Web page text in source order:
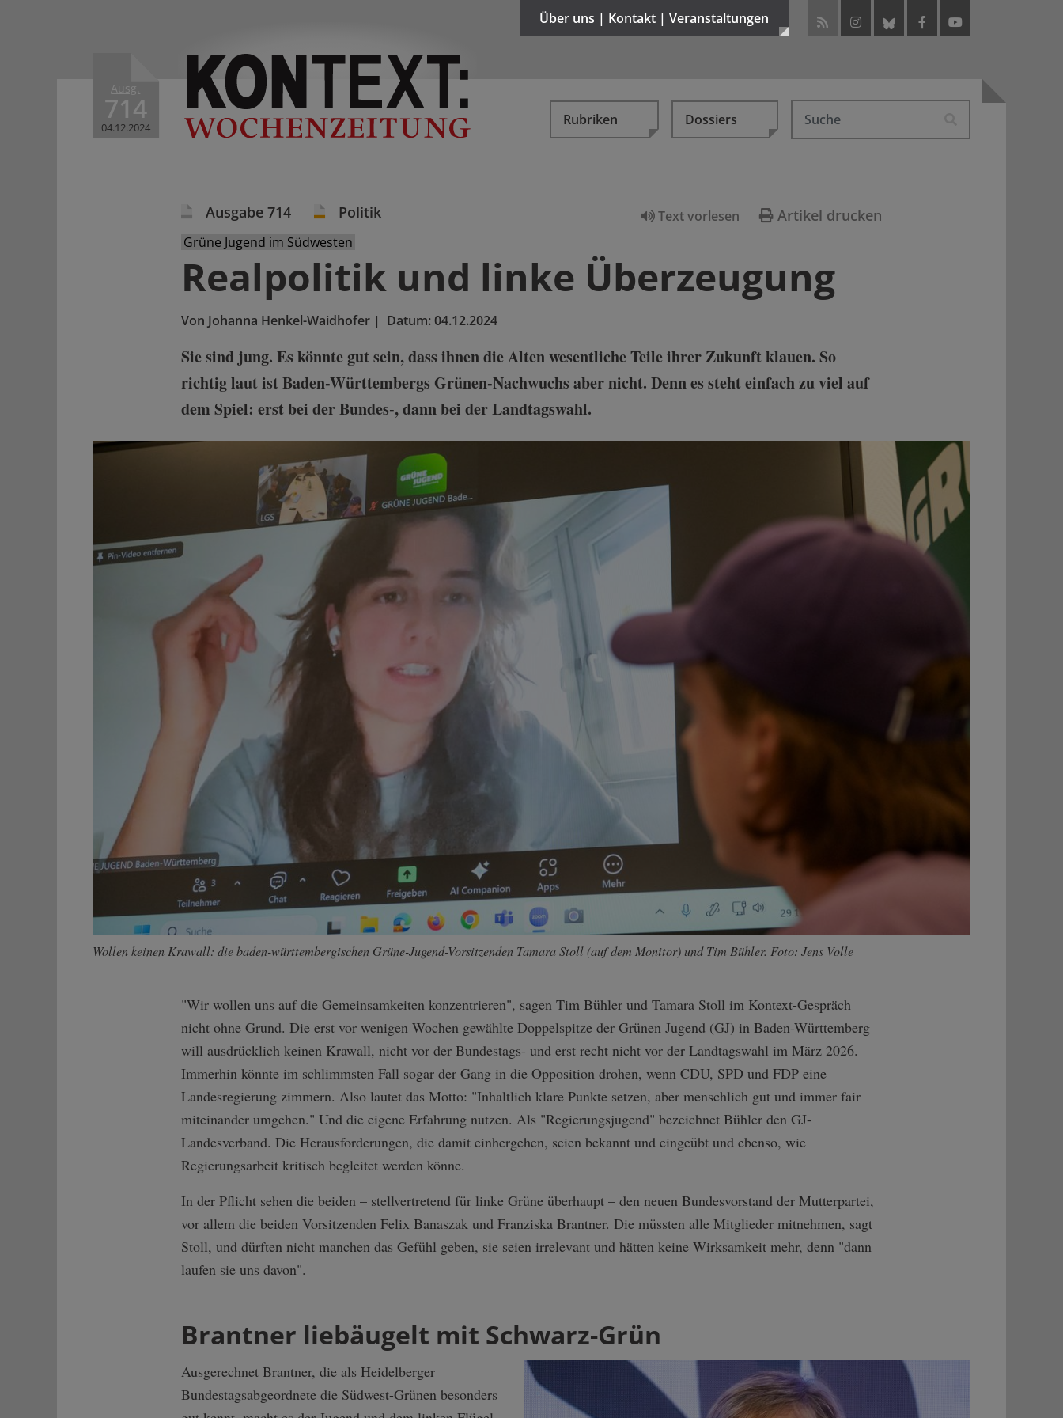
Ausg.
714
04.12.2024
Über uns | Kontakt | Veranstaltungen
Rubriken Dossiers
Text vorlesen Artikel drucken
Ausgabe 714 Politik
Grüne Jugend im Südwesten
Realpolitik und linke Überzeugung
Von Johanna Henkel-Waidhofer | Datum:04.12.2024
Sie sind jung. Es könnte gut sein, dass ihnen die Alten wesentliche Teile ihrer Zukunft klauen. So
richtig laut ist Baden-Württembergs Grünen-Nachwuchs aber nicht. Denn es steht einfach zu viel auf
dem Spiel: erst bei der Bundes-, dann bei der Landtagswahl.
Wollen keinen Krawall: die baden-württembergischen Grüne-Jugend-Vorsitzenden Tamara Stoll (auf dem Monitor) und Tim Bühler. Foto: Jens Volle
"Wir wollen uns auf die Gemeinsamkeiten konzentrieren", sagen Tim Bühler und Tamara Stoll im Kontext-Gespräch
nicht ohne Grund. Die erst vor wenigen Wochen gewählte Doppelspitze der Grünen Jugend (GJ) in Baden-Württemberg
will ausdrücklich keinen Krawall, nicht vor der Bundestags- und erst recht nicht vor der Landtagswahl im März 2026.
Immerhin könnte im schlimmsten Fall sogar der Gang in die Opposition drohen, wenn CDU, SPD und FDP eine
Landesregierung zimmern. Also lautet das Motto: "Inhaltlich klare Punkte setzen, aber menschlich gut und immer fair
miteinander umgehen." Und die eigene Erfahrung nutzen. Als "Regierungsjugend" bezeichnet Bühler den GJ-
Landesverband. Die Herausforderungen, die damit einhergehen, seien bekannt und eingeübt und ebenso, wie
Regierungsarbeit kritisch begleitet werden könne.
In der Pflicht sehen die beiden – stellvertretend für linke Grüne überhaupt – den neuen Bundesvorstand der Mutterpartei,
vor allem die beiden Vorsitzenden Felix Banaszak und Franziska Brantner. Die müssten alle Mitglieder mitnehmen, sagt
Stoll, und dürften nicht manchen das Gefühl geben, sie seien irrelevant und hätten keine Wirksamkeit mehr, denn "dann
laufen sie uns davon".
Brantner liebäugelt mit Schwarz-Grün
Ausgerechnet Brantner, die als Heidelberger
Bundestagsabgeordnete die Südwest-Grünen besonders